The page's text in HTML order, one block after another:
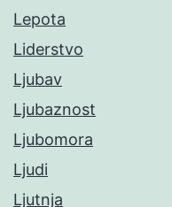
Lepota
Liderstvo
Ljubav
Ljubaznost
Ljubomora
Ljudi
Ljutnja